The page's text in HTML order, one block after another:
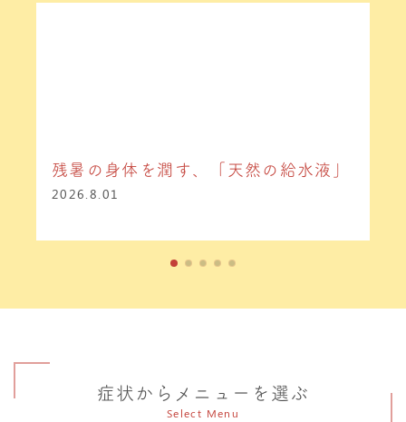
残暑の身体を潤す、「天然の給水液」
2026.8.01
症状からメニューを選ぶ
Select Menu